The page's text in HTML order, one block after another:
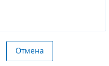
Отмена